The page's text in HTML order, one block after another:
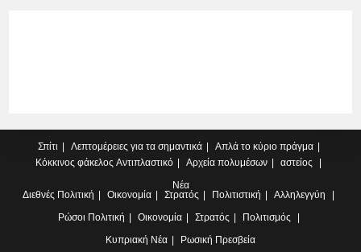
Σπίτι Λεπτομέρειες για τα σημαντικά
Απλά το κύριο πράγμα
Κόκκινος φάκελος Αντιπλαστικό Αρχεία πολυμέσων
αστείος
Νέα
Διεθνές Πολιτική Οικονομία Στρατός Πολιτιστική
Αλληλεγγύη
Ρώσοι Πολιτική Οικονομία Στρατός
Πολιτισμός
Κυπριακή Νέα Ρωσική Πρεσβεία